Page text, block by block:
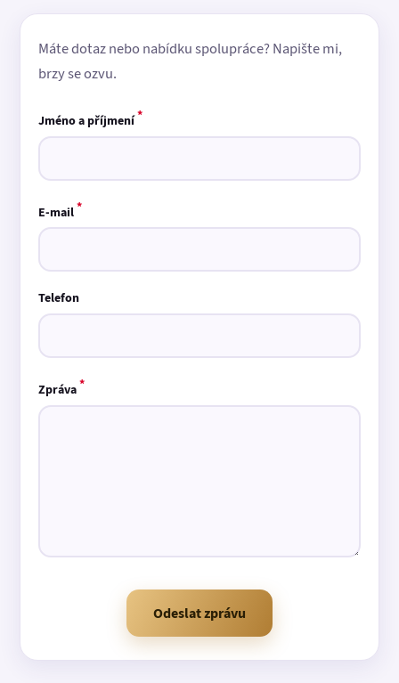
Máte dotaz nebo nabídku spolupráce? Napište mi,
brzy se ozvu.
Jméno a příjmení*
E-mail*
Telefon
Zpráva*
Odeslat zprávu